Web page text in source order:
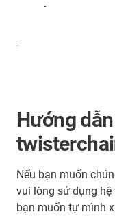
-
-
Hướng
Nếu bạn muốn
vui lòng sử dụng hệ
bạn muốn tự mình